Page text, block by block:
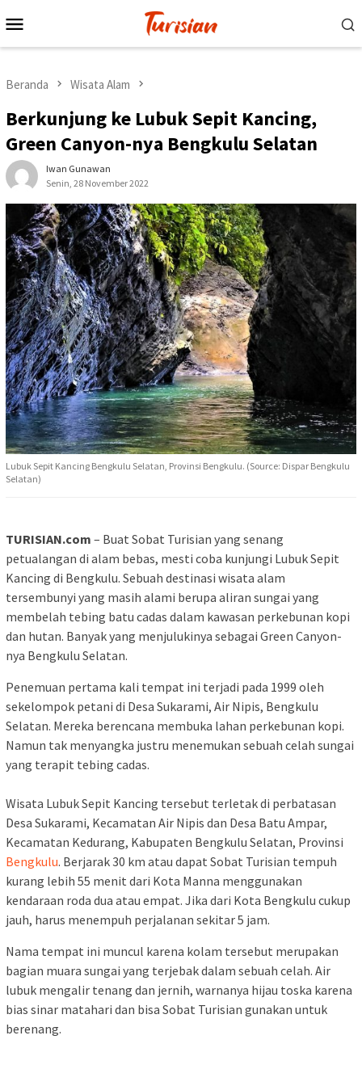
ke
Mobile
Beranda Wisata Alam
Berkunjung ke Lubuk Sepit Kancing,
Green Canyon-nya Bengkulu Selatan
Iwan Gunawan
Senin, 28 November 2022
Lubuk Sepit Kancing Bengkulu Selatan, Provinsi Bengkulu. (Source: Dispar Bengkulu
Selatan)
TURISIAN.com – Buat Sobat Turisian yang senang
petualangan di alam bebas, mesti coba kunjungi Lubuk Sepit
Kancing di Bengkulu. Sebuah destinasi wisata alam
tersembunyi yang masih alami berupa aliran sungai yang
membelah tebing batu cadas dalam kawasan perkebunan kopi
dan hutan. Banyak yang menjulukinya sebagai Green Canyon-
nya Bengkulu Selatan.
Penemuan pertama kali tempat ini terjadi pada 1999 oleh
sekelompok petani di Desa Sukarami, Air Nipis, Bengkulu
Selatan. Mereka berencana membuka lahan perkebunan kopi.
Namun tak menyangka justru menemukan sebuah celah sungai
yang terapit tebing cadas.
Wisata Lubuk Sepit Kancing tersebut terletak di perbatasan
Desa Sukarami, Kecamatan Air Nipis dan Desa Batu Ampar,
Kecamatan Kedurang, Kabupaten Bengkulu Selatan, Provinsi
Bengkulu. Berjarak 30 km atau dapat Sobat Turisian tempuh
kurang lebih 55 menit dari Kota Manna menggunakan
kendaraan roda dua atau empat. Jika dari Kota Bengkulu cukup
jauh, harus menempuh perjalanan sekitar 5 jam.
Nama tempat ini muncul karena kolam tersebut merupakan
bagian muara sungai yang terjebak dalam sebuah celah. Air
lubuk mengalir tenang dan jernih, warnanya hijau toska karena
bias sinar matahari dan bisa Sobat Turisian gunakan untuk
berenang.